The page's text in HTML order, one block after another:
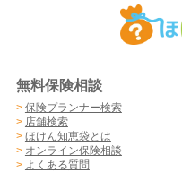
無料保険相談
> 保険プランナー検索
> 店舗検索
> ほけん知恵袋とは
> オンライン保険相談
> よくある質問